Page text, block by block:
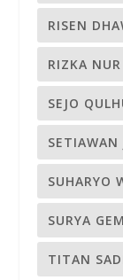
RISEN
RIZKA
SEJO
SETIAWAN
SUHARYO
SURYA
TITAN